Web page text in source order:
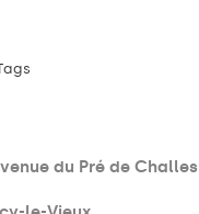
du Pré de Challes